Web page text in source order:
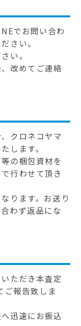
でお問い合わ
さい。
い。
改めてご連絡
クロネコヤマ
します。
の梱包資材を
行わせて頂き
ります。お送り
わず返品にな
ただき本査定
ご報告致しま
迅速にお振込